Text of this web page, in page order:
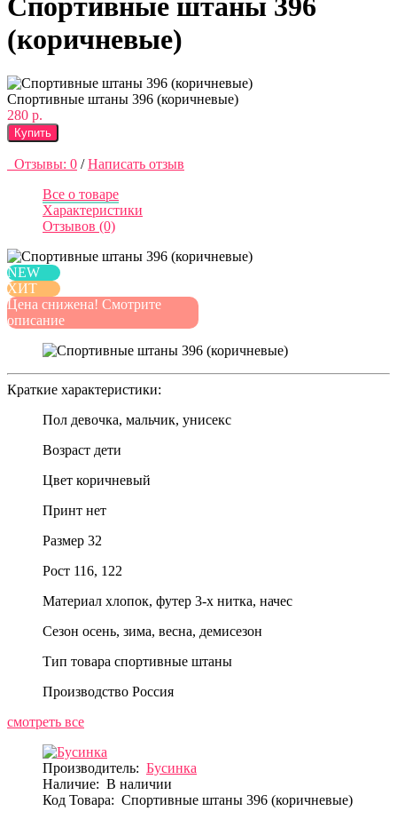
Спортивные штаны 396
(коричневые)
Спортивные штаны 396 (коричневые)
280 р.
Купить
Отзывы: 0 / Написать отзыв
Все о товаре
Характеристики
Отзывов (0)
NEW
ХИТ
Цена снижена! Смотрите
описание
Краткие характеристики:
Пол девочка, мальчик, унисекс
Возраст дети
Цвет коричневый
Принт нет
Размер 32
Рост 116, 122
Материал хлопок, футер 3-х нитка, начес
Сезон осень, зима, весна, демисезон
Тип товара спортивные штаны
Производство Россия
смотреть все
Производитель: Бусинка
Наличие: В наличии
Код Товара: Спортивные штаны 396 (коричневые)